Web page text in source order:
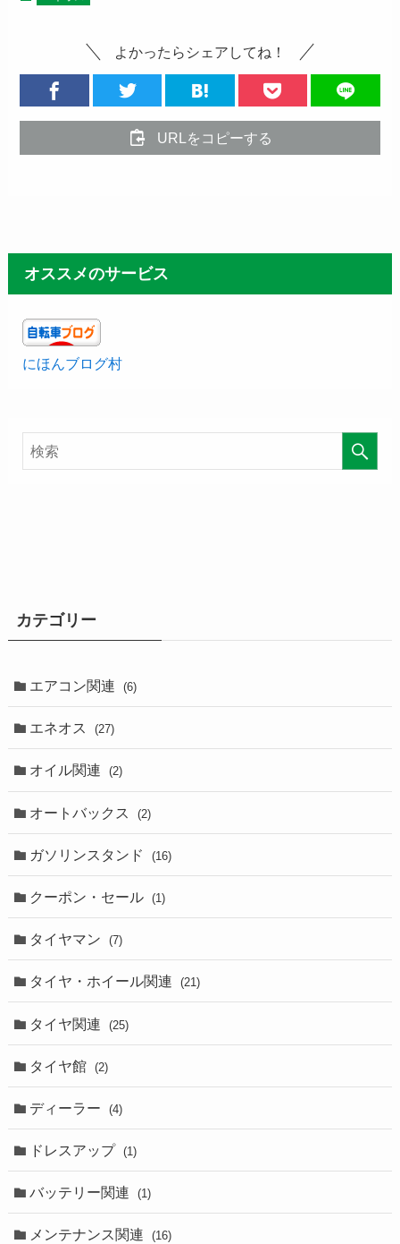
よかったらシェアしてね！
URLをコピーする
オススメのサービス
にほんブログ村
カテゴリー
エアコン関連 (6)
エネオス (27)
オイル関連 (2)
オートバックス (2)
ガソリンスタンド (16)
クーポン・セール (1)
タイヤマン (7)
タイヤ・ホイール関連 (21)
タイヤ関連 (25)
タイヤ館 (2)
ディーラー (4)
ドレスアップ (1)
バッテリー関連 (1)
メンテナンス関連 (16)